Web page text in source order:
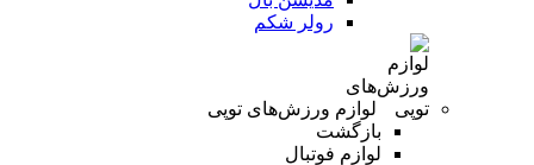
رولر شکم
لوازم ورزش‌های توپی
بازگشت
لوازم فوتبال